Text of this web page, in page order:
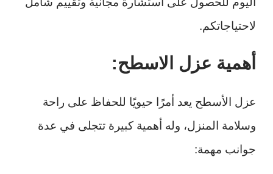
لاحتياجاتكم.
أهمية عزل الاسطح:
عزل الأسطح يعد أمرًا حيويًا للحفاظ على راحة
وسلامة المنزل، وله أهمية كبيرة تتجلى في عدة
جوانب مهمة: